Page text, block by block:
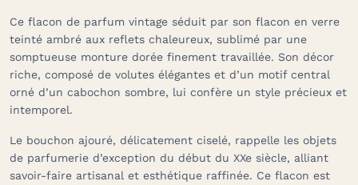
Ce flacon de parfum vintage séduit par son flacon en verre
teinté ambré aux reflets chaleureux, sublimé par une
somptueuse monture dorée finement travaillée. Son décor
riche, composé de volutes élégantes et d’un motif central
orné d’un cabochon sombre, lui confère un style précieux et
intemporel.
Le bouchon ajouré, délicatement ciselé, rappelle les objets
de parfumerie d’exception du début du XXe siècle, alliant
savoir-faire artisanal et esthétique raffinée. Ce flacon est